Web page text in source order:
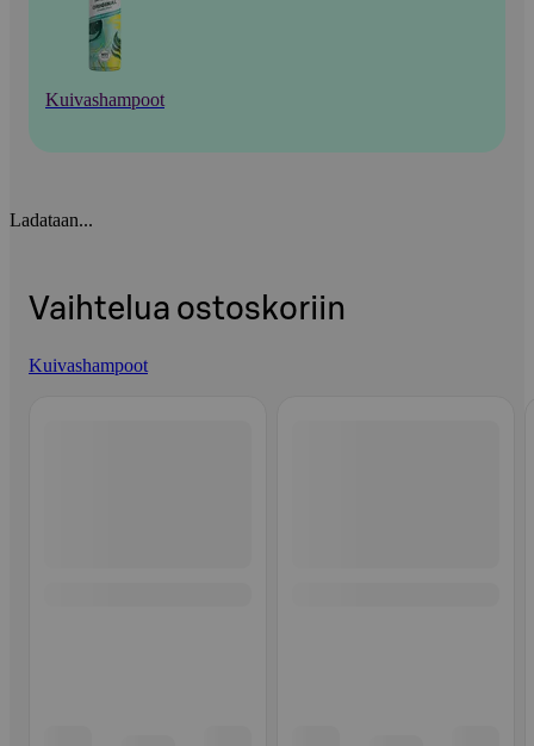
Kuivashampoot
Ladataan...
Vaihtelua ostoskoriin
Kuivashampoot